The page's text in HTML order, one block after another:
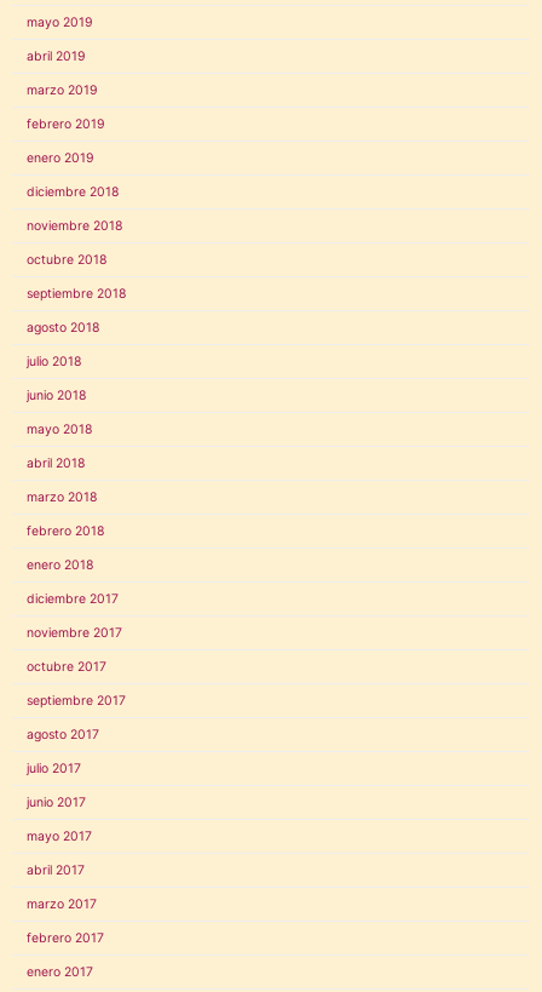
mayo 2019
abril 2019
marzo 2019
febrero 2019
enero 2019
diciembre 2018
noviembre 2018
octubre 2018
septiembre 2018
agosto 2018
julio 2018
junio 2018
mayo 2018
abril 2018
marzo 2018
febrero 2018
enero 2018
diciembre 2017
noviembre 2017
octubre 2017
septiembre 2017
agosto 2017
julio 2017
junio 2017
mayo 2017
abril 2017
marzo 2017
febrero 2017
enero 2017